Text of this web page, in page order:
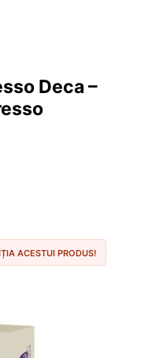
Deca –
ACESTUI PRODUS!